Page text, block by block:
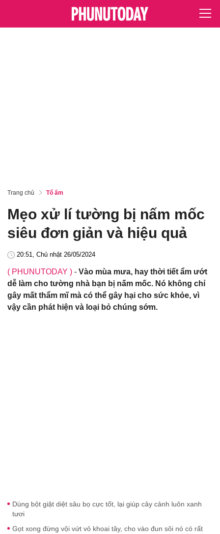
Trang chủ Tổ ấm
Mẹo xử lí tường bị nấm mốc
siêu đơn giản và hiệu quả
20:51, Chủ nhật 26/05/2024
( PHUNUTODAY ) - Vào mùa mưa, hay thời tiết ẩm ướt
dễ làm cho tường nhà bạn bị nấm mốc. Nó không chỉ
gây mất thẩm mĩ mà có thể gây hại cho sức khỏe, vì
vậy cần phát hiện và loại bỏ chúng sớm.
Dùng bột giặt diệt sâu bọ cực tốt, lại giúp cây cảnh luôn xanh
tươi
Gọt xong đừng vội vứt vỏ khoai tây, cho vào đun sôi nó có rất